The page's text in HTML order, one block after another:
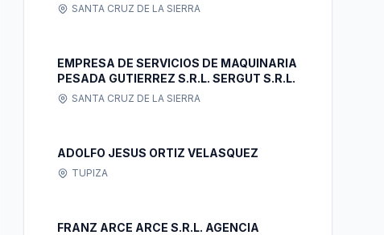
SANTA CRUZ DE LA SIERRA
EMPRESA DE SERVICIOS DE MAQUINARIA
PESADA GUTIERREZ S.R.L. SERGUT S.R.L.
SANTA CRUZ DE LA SIERRA
ADOLFO JESUS ORTIZ VELASQUEZ
TUPIZA
FRANZ ARCE ARCE S.R.L. AGENCIA